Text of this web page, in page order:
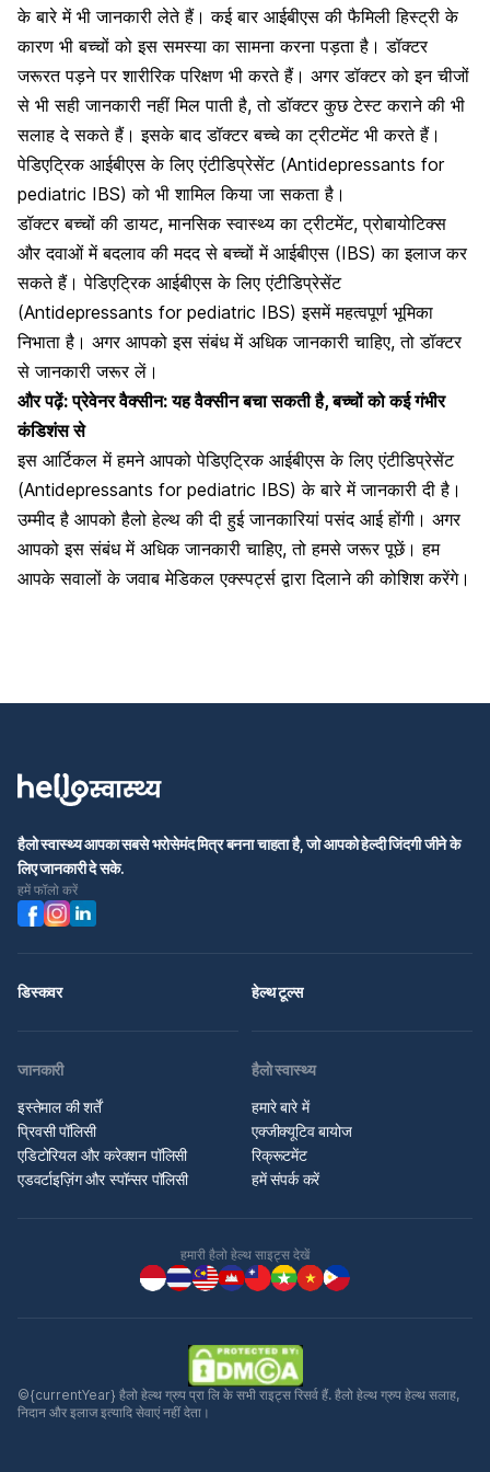
के बारे में भी जानकारी लेते हैं। कई बार आईबीएस की फैमिली हिस्ट्री के
कारण भी बच्चों को इस समस्या का सामना करना पड़ता है। डॉक्टर
जरूरत पड़ने पर शारीरिक परिक्षण भी करते हैं। अगर डॉक्टर को इन चीजों
से भी सही जानकारी नहीं मिल पाती है, तो डॉक्टर कुछ टेस्ट कराने की भी
सलाह दे सकते हैं। इसके बाद डॉक्टर बच्चे का ट्रीटमेंट भी करते हैं।
पेडिएट्रिक आईबीएस के लिए एंटीडिप्रेसेंट (Antidepressants for
pediatric IBS) को भी शामिल किया जा सकता है।
डॉक्टर बच्चों की डायट, मानसिक स्वास्थ्य का ट्रीटमेंट, प्रोबायोटिक्स
और दवाओं में बदलाव की मदद से बच्चों में आईबीएस (IBS) का इलाज कर
सकते हैं। पेडिएट्रिक आईबीएस के लिए एंटीडिप्रेसेंट
(Antidepressants for pediatric IBS) इसमें महत्वपूर्ण भूमिका
निभाता है। अगर आपको इस संबंध में अधिक जानकारी चाहिए, तो डॉक्टर
से जानकारी जरूर लें।
और पढ़ें:प्रेवेनर वैक्सीन: यह वैक्सीन बचा सकती है, बच्चों को कई गंभीर
कंडिशंस से
इस आर्टिकल में हमने आपको पेडिएट्रिक आईबीएस के लिए एंटीडिप्रेसेंट
(Antidepressants for pediatric IBS) के बारे में जानकारी दी है।
उम्मीद है आपकोहैलो हेल्थ की दी हुई जानकारियां पसंद आई होंगी। अगर
आपको इस संबंध में अधिक जानकारी चाहिए, तो हमसे जरूर पूछें। हम
आपके सवालों के जवाब मेडिकल एक्स्पर्ट्स द्वारा दिलाने की कोशिश करेंगे।
हैलो स्वास्थ्य आपका सबसे भरोसेमंद मित्र बनना चाहता है, जो आपको हेल्दी जिंदगी जीने के
लिए जानकारी दे सके.
हमें फॉलो करें
डिस्कवर हेल्थ टूल्स
जानकारी
इस्तेमाल की शर्तें
प्रिवसी पॉलिसी
एडिटोरियल और करेक्शन पॉलिसी
एडवर्टाइज़िंग और स्पॉन्सर पॉलिसी
हैलो स्वास्थ्य
हमारे बारे में
एक्जीक्यूटिव बायोज
रिक्रूटमेंट
हमें संपर्क करें
हमारी हैलो हेल्थ साइट्स देखें
©{currentYear} हैलो हेल्थ ग्रुप प्रा लि के सभी राइट्स रिसर्व हैं. हैलो हेल्थ ग्रुप हेल्थ सलाह,
निदान और इलाज इत्यादि सेवाएं नहीं देता।